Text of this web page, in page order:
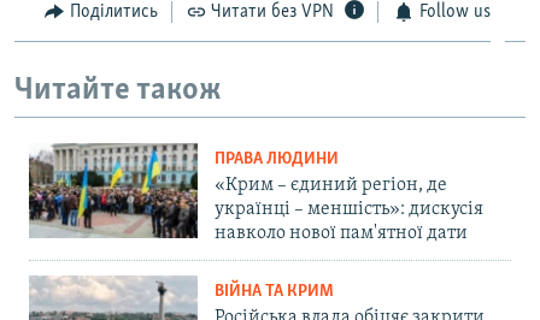
Поділитись Читати без VPN Follow us
Читайте також
ПРАВА ЛЮДИНИ
«Крим – єдиний регіон, де
українці – меншість»: дискусія
навколо нової пам'ятної дати
ВІЙНА ТА КРИМ